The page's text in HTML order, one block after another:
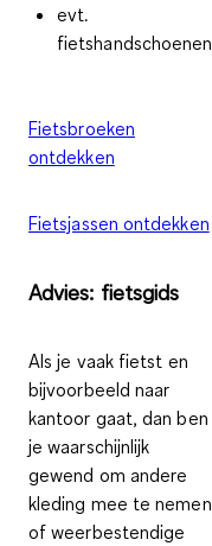
evt.
fietshandschoenen
Fietsbroeken
ontdekken
Fietsjassen ontdekken
Advies: fietsgids
Als je vaak fietst en
bijvoorbeeld naar
kantoor gaat, dan ben
je waarschijnlijk
gewend om andere
kleding mee te nemen
of weerbestendige